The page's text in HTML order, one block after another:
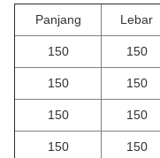
Panjang Lebar
150 150
150 150
150 150
150 150